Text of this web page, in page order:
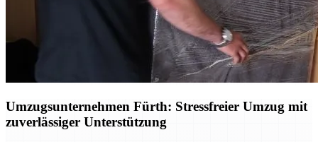
Umzugsunternehmen Fürth: Stressfreier Umzug mit
zuverlässiger Unterstützung